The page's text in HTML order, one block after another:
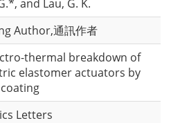
and Lau, G. K.
Author,通訊作者
thermal breakdown of
elastomer actuators by
Letters